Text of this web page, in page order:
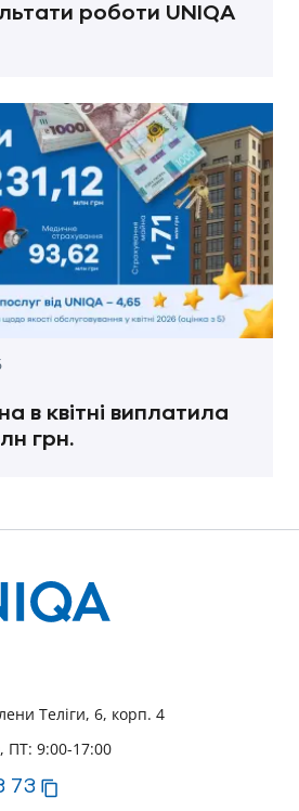
роботи UNIQA
в квітні виплатила
грн.
Теліги, 6, корп. 4
ПТ: 9:00-17:00
73